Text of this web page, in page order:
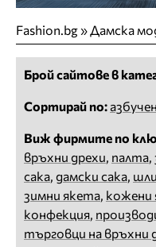
Fashion.bg»Дамска
Брой сайтове в
Сортирай по:
Виж фирмите по
връхни дрехи, палта,
сака, дамски сака,
зимни якета, кожени
конфекция,
търговци на връхни